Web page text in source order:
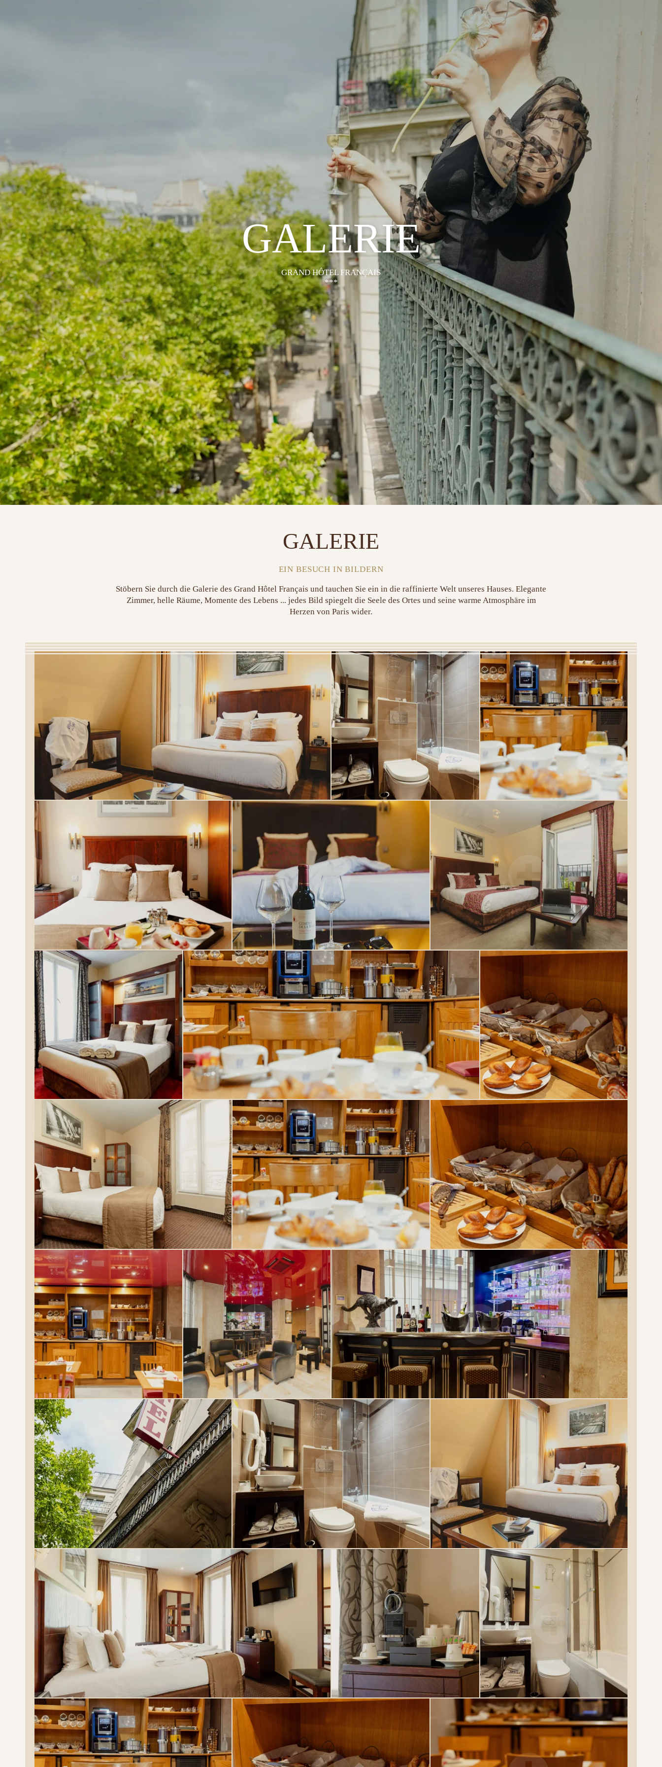
GALERIE
GRAND HÔTEL FRANÇAIS
***
GALERIE
EIN BESUCH IN BILDERN
Stöbern Sie durch die Galerie des Grand Hôtel Français und tauchen Sie ein in die raffinierte Welt unseres Hauses. Elegante
Zimmer, helle Räume, Momente des Lebens ... jedes Bild spiegelt die Seele des Ortes und seine warme Atmosphäre im
Herzen von Paris wider.